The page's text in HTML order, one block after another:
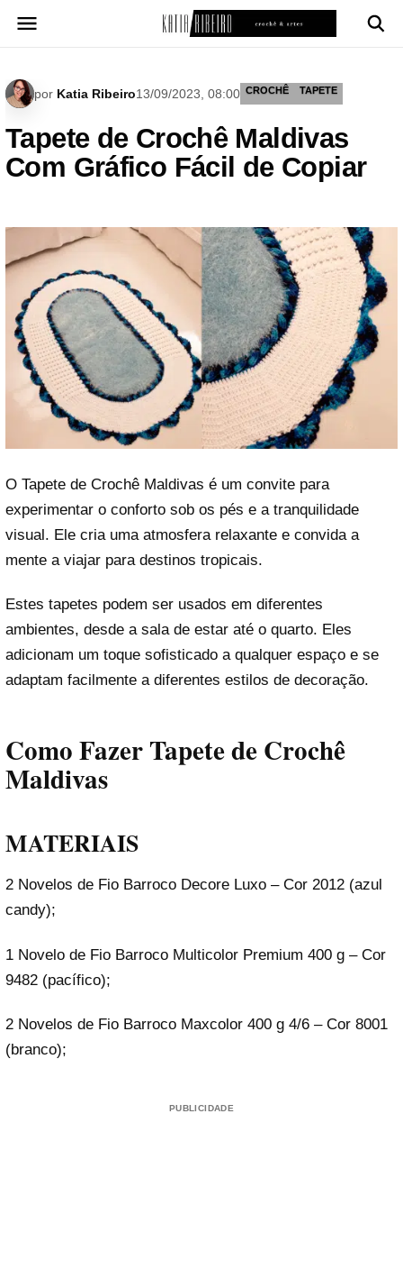
para
por Katia Ribeiro13/09/2023, 08:00 CROCHÊ TAPETE
Tapete de Crochê Maldivas
Com Gráfico Fácil de Copiar
O Tapete de Crochê Maldivas é um convite para
experimentar o conforto sob os pés e a tranquilidade
visual. Ele cria uma atmosfera relaxante e convida a
mente a viajar para destinos tropicais.
Estes tapetes podem ser usados em diferentes
ambientes, desde a sala de estar até o quarto. Eles
adicionam um toque sofisticado a qualquer espaço e se
adaptam facilmente a diferentes estilos de decoração.
Como Fazer Tapete de Crochê
Maldivas
MATERIAIS
2 Novelos de Fio Barroco Decore Luxo – Cor 2012 (azul
candy);
1 Novelo de Fio Barroco Multicolor Premium 400 g – Cor
9482 (pacífico);
2 Novelos de Fio Barroco Maxcolor 400 g 4/6 – Cor 8001
(branco);
PUBLICIDADE